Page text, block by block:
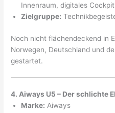
Innenraum, digitales
Zielgruppe:
Noch nicht flächendeckend in
Norwegen, Deutschland und
gestartet.
4. Aiways U5 – Der schlichte
Marke: Aiways